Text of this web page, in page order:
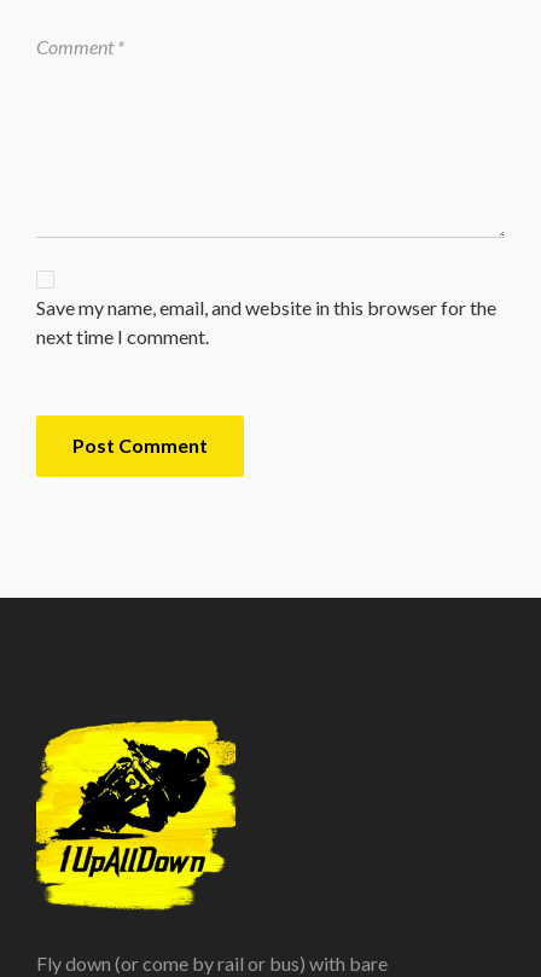
Save my name, email, and website in this browser for the
next time I comment.
Fly down (or come by rail or bus) with bare